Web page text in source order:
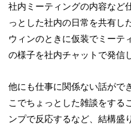
社内ミーティングの内容など
っとした社内の日常を共有し
ウィンのときに仮装でミーテ
の様子を社内チャットで発信
他にも仕事に関係ない話がで
こでちょっとした雑談をする
ンプで反応するなど、結構盛